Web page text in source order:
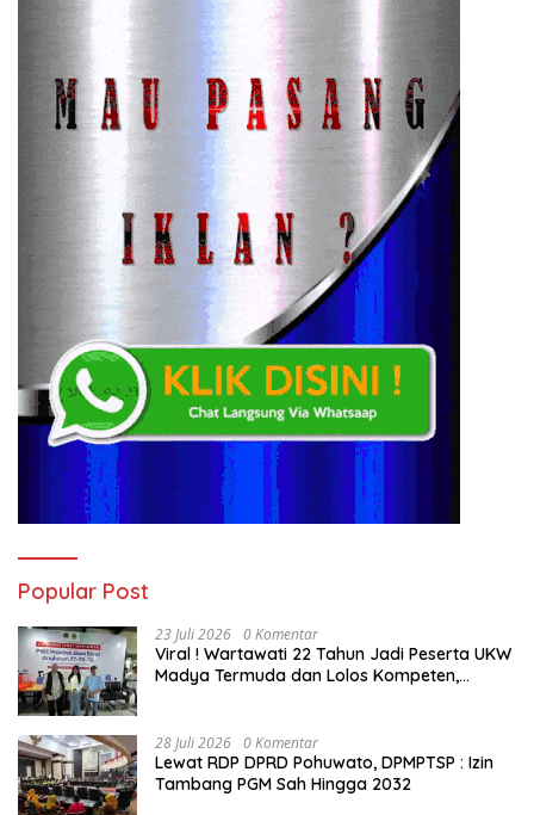
Popular Post
23 Juli 2026 0 Komentar
Viral ! Wartawati 22 Tahun Jadi Peserta UKW
Madya Termuda dan Lolos Kompeten,
28 Juli 2026 0 Komentar
Lewat RDP DPRD Pohuwato, DPMPTSP : Izin
Tambang PGM Sah Hingga 2032